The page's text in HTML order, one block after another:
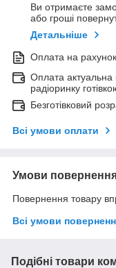
Ви отримаєте
або гроші
Детальніше
Оплата на рахунок
Оплата актуальна
радіоринку
Безготівковий
Всі умови оплати
Умови
Повернення товару
Всі умови
Подібні товари